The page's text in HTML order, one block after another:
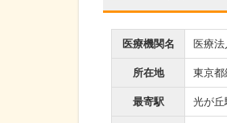
医療機関名 医療
所在地 東京都
最寄駅 光が丘